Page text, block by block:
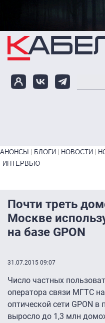
Перейти к основному
Primary links bottom
АНОНСЫ БЛОГИ НОВОСТИ
ИНТЕРВЬЮ
Почти треть
Москве
на базе GPON
31.07.2015 09:07
Число частных
оператора связи МГТС
оптической сети GPON
выросло до 1,3 млн